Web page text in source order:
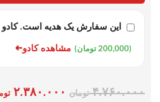
این سفارش یک هدیه است. کادو
(200,000 تومان) مشاهده کادو➜
۴.۷۶۰.۰۰۰ تومان ۲.۳۸۰.۰۰۰